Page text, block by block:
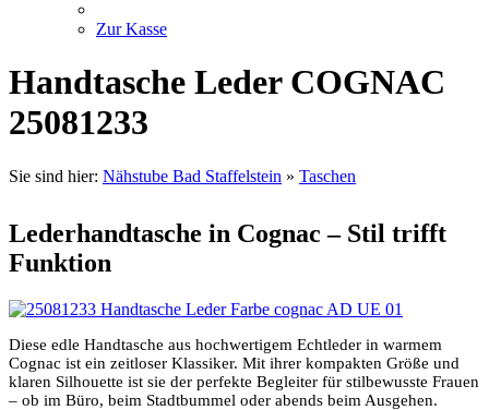
Zur Kasse
Handtasche Leder COGNAC
25081233
Sie sind hier: Nähstube Bad Staffelstein » Taschen
Lederhandtasche in Cognac – Stil trifft
Funktion
Diese edle Handtasche aus hochwertigem Echtleder in warmem
Cognac ist ein zeitloser Klassiker. Mit ihrer kompakten Größe und
klaren Silhouette ist sie der perfekte Begleiter für stilbewusste Frauen
– ob im Büro, beim Stadtbummel oder abends beim Ausgehen.